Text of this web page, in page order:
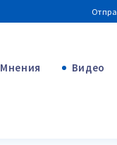
Мнения Видео